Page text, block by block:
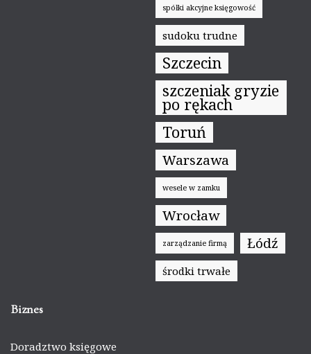
spółki akcyjne księgowość
sudoku trudne
Szczecin
szczeniak gryzie
po rękach
Toruń
Warszawa
wesele w zamku
Wrocław
zarządzanie firmą Łódź
środki trwałe
Biznes
Doradztwo księgowe